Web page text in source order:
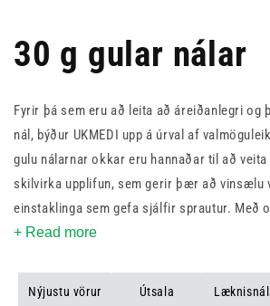
30 g gular nálar
Fyrir þá sem eru að leita að áreiðanlegri og
nál, býður UKMEDI upp á úrval af
gulu nálarnar okkar eru hannaðar til að
skilvirka upplifun, sem gerir þær að vinsælu
einstaklinga sem gefa sjálfir sprautur. Með
skörpum, þrefaldri hönnun, lágmarka 30g
skjótar og nákvæmar inndælingar. Skoðaðu
+ Read more
Nýjustu vörur Útsala